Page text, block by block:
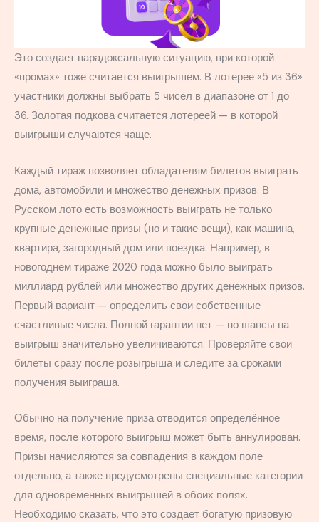
Это создает парадоксальную ситуацию, при которой
«промах» тоже считается выигрышем. В лотерее «5 из 36»
участники должны выбрать 5 чисел в диапазоне от 1 до
36. Золотая подкова считается лотереей — в которой
выигрыши случаются чаще.
Каждый тираж позволяет обладателям билетов выиграть
дома, автомобили и множество денежных призов. В
Русском лото есть возможность выиграть не только
крупные денежные призы (но и такие вещи), как машина,
квартира, загородный дом или поездка. Например, в
новогоднем тираже 2020 года можно было выиграть
миллиард рублей или множество других денежных призов.
Первый вариант — определить свои собственные
счастливые числа. Полной гарантии нет — но шансы на
выигрыш значительно увеличиваются. Проверяйте свои
билеты сразу после розыгрыша и следите за сроками
получения выиграша.
Обычно на получение приза отводится определённое
время, после которого выигрыш может быть аннулирован.
Призы начисляются за совпадения в каждом поле
отдельно, а также предусмотрены специальные категории
для одновременных выигрышей в обоих полях.
Необходимо сказать, что это создает богатую призовую